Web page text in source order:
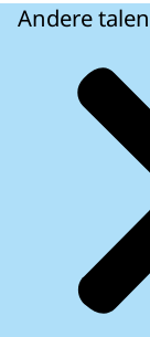
Andere talen